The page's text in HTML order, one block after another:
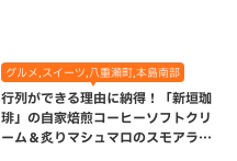
グルメ,スイーツ,八重瀬町,本島南部
行列ができる理由に納得！「新垣珈
琲」の自家焙煎コーヒーソフトクリ
ーム＆炙りマシュマロのスモアラテ